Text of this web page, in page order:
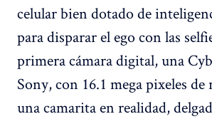
celular bien dotado de
para disparar el ego con las
primera cámara digital, una
Sony, con 16.1 mega pixeles de
una camarita en realidad,